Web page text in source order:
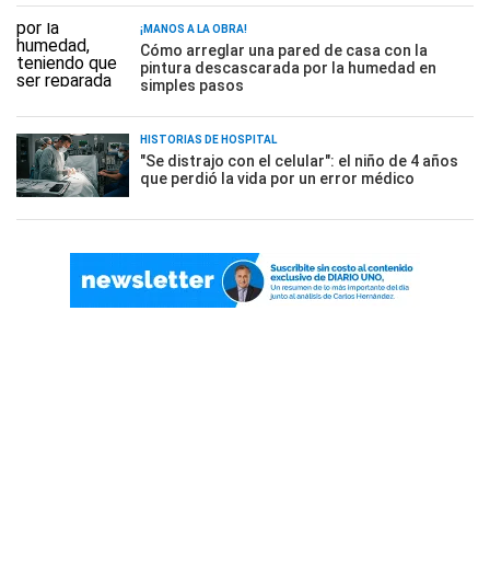
¡MANOS A LA OBRA!
Cómo arreglar una pared de casa con la
pintura descascarada por la humedad en
simples pasos
HISTORIAS DE HOSPITAL
"Se distrajo con el celular": el niño de 4 años
que perdió la vida por un error médico